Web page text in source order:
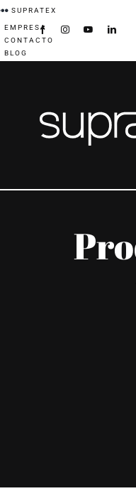
Saltar
al
contenido
SUPRATEX
EMPRESA
CONTACTO
BLOG